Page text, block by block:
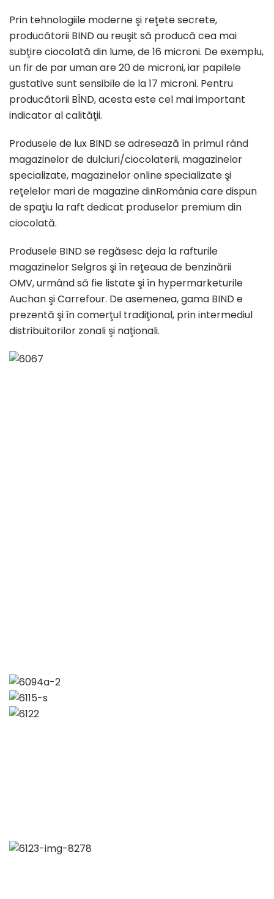
Prin tehnologiile moderne şi reţetesecrete,
producătorii BINDau reuşit să producă cea mai
subţireciocolată din lume, de 16 microni. De exemplu,
un fir de paruman are 20 de microni, iar papilele
gustativesunt sensibile de la17 microni. Pentru
producătorii BÎND,acestaeste cel maiimportant
indicatoralcalităţii.
Produsele de lux BINDseadresează în primul rând
magazinelor de dulciuri/ciocolaterii, magazinelor
specializate, magazinelor online specializate şi
reţelelor maride magazinedinRomâniacaredispun
despaţiu la raft dedicat produselor premiumdin
ciocolată.
Produsele BINDse regăsesc deja la rafturile
magazinelor Selgros şi în reţeaua de benzinării
OMV,urmândsă fie listate şiîn hypermarketurile
Auchan şiCarrefour. De asemenea,gama BINDe
prezentă şiîn comerţul tradiţional, prinintermediul
distribuitorilor zonali şi naţionali.